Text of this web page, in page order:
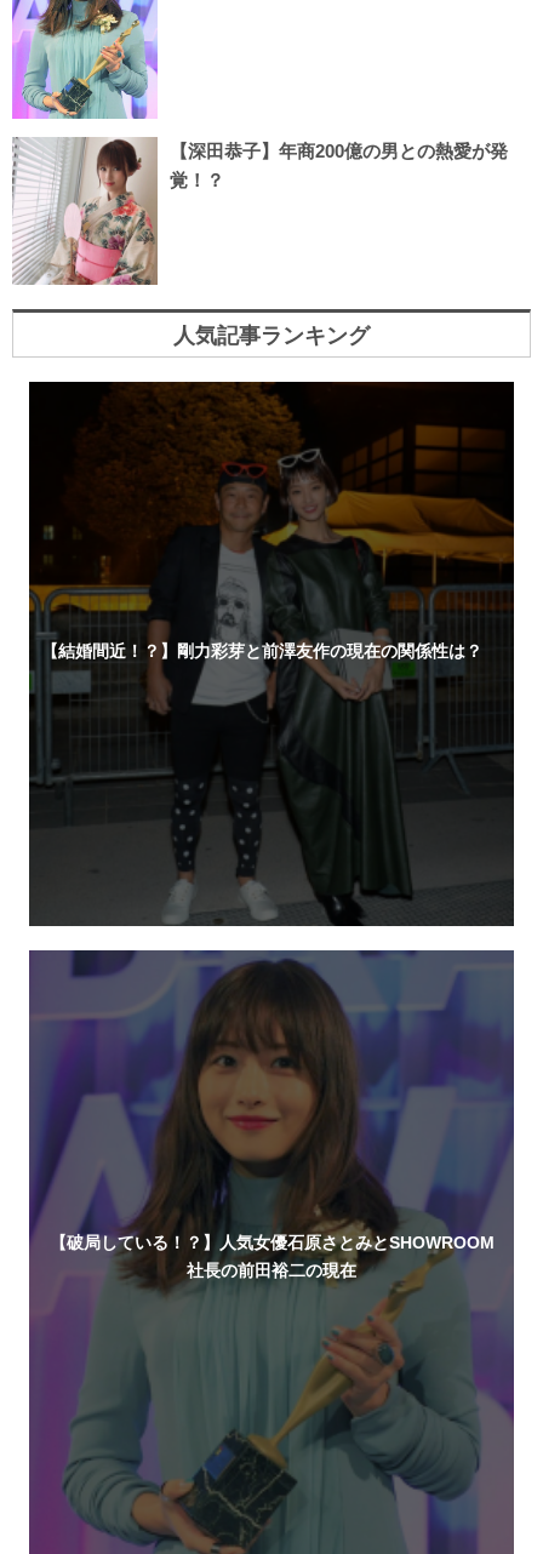
【深田恭子】年商200億の男との熱愛が発
覚！？
人気記事ランキング
【結婚間近！？】剛力彩芽と前澤友作の現在の関係性は？
【破局している！？】人気女優石原さとみとSHOWROOM
社長の前田裕二の現在